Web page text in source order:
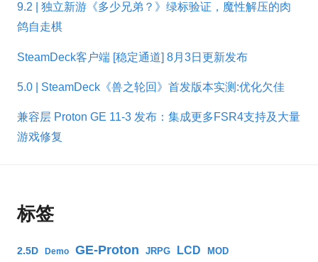
9.2 | 独立新游《多少兄弟？》绿标验证，魔性解压的肉
鸽自走棋
SteamDeck客户端 [稳定通道] 8月3日更新发布
5.0 | SteamDeck《兽之轮回》首发版本实测:优化欠佳
兼容层 Proton GE 11-3 发布：集成更多FSR4支持及大量
游戏修复
标签
2.5D Demo GE-Proton JRPG LCD MOD